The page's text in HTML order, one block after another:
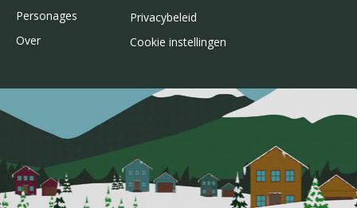
Personages
Over
Privacybeleid
Cookie instellingen